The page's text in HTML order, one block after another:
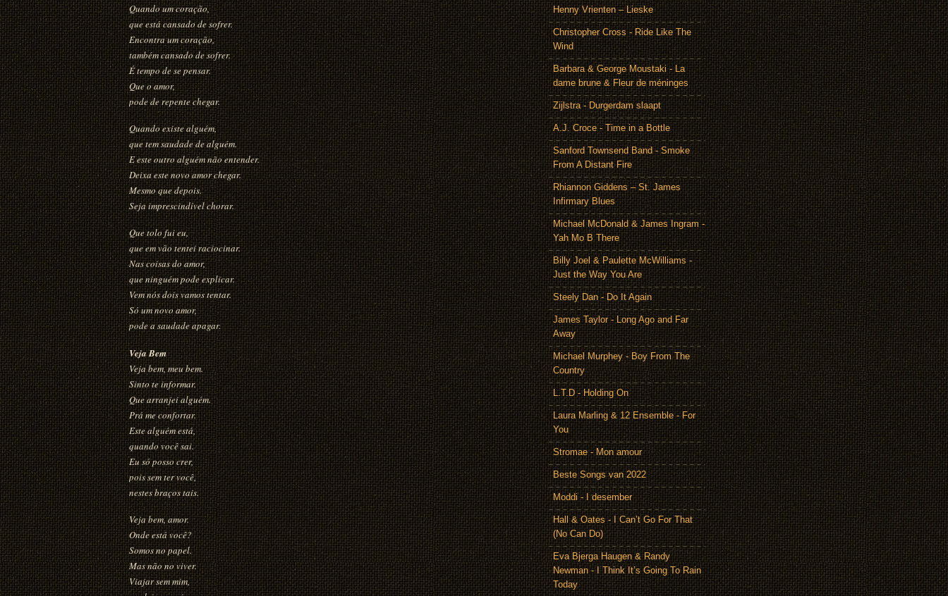
Quando um coração,
que está cansado de sofrer.
Encontra um coração,
também cansado de sofrer.
É tempo de se pensar.
Que o amor,
pode de repente chegar.
Quando existe alguém,
que tem saudade de alguém.
E este outro alguém não entender.
Deixa este novo amor chegar.
Mesmo que depois.
Seja imprescindível chorar.
Que tolo fui eu,
que em vão tentei raciocinar.
Nas coisas do amor,
que ninguém pode explicar.
Vem nós dois vamos tentar.
Só um novo amor,
pode a saudade apagar.
Veja Bem
Veja bem, meu bem.
Sinto te informar.
Que arranjei alguém.
Prá me confortar.
Este alguém está,
quando você sai.
Eu só posso crer,
pois sem ter você,
nestes braços tais.
Veja bem, amor.
Onde está você?
Somos no papel.
Mas não no viver.
Viajar sem mim,
Henny Vrienten – Lieske
Christopher Cross - Ride Like The
Wind
Barbara & George Moustaki - La
dame brune & Fleur de méninges
Zijlstra - Durgerdam slaapt
A.J. Croce - Time in a Bottle
Sanford Townsend Band - Smoke
From A Distant Fire
Rhiannon Giddens – St. James
Infirmary Blues
Michael McDonald & James Ingram -
Yah Mo B There
Billy Joel & Paulette McWilliams -
Just the Way You Are
Steely Dan - Do It Again
James Taylor - Long Ago and Far
Away
Michael Murphey - Boy From The
Country
L.T.D - Holding On
Laura Marling & 12 Ensemble - For
You
Stromae - Mon amour
Beste Songs van 2022
Moddi - I desember
Hall & Oates - I Can’t Go For That
(No Can Do)
Eva Bjerga Haugen & Randy
Newman - I Think It’s Going To Rain
Today